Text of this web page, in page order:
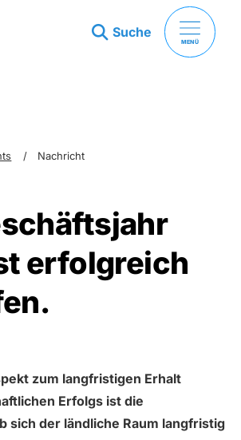
Suche
MENÜ
Nachricht
erfolgreich
zum langfristigen Erhalt
Erfolgs ist die
sich der ländliche Raum langfristig